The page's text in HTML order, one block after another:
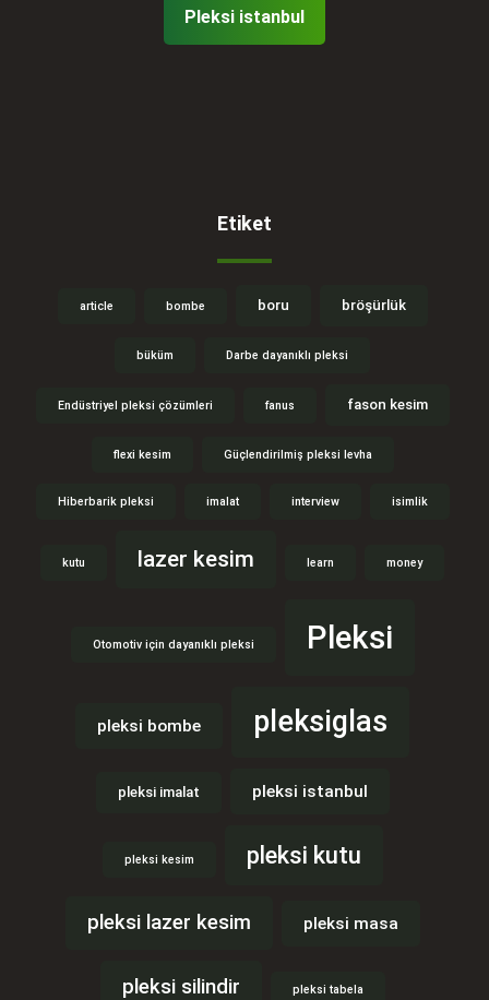
Pleksi istanbul
Etiket
article bombe boru bröşürlük
büküm Darbe dayanıklı pleksi
Endüstriyel pleksi çözümleri fanus fason kesim
flexi kesim Güçlendirilmiş pleksi levha
Hiberbarik pleksi imalat interview isimlik
kutu lazer kesim learn money
Otomotiv için dayanıklı pleksi Pleksi
pleksi bombe pleksiglas
pleksi imalat pleksi istanbul
pleksi kesim pleksi kutu
pleksi lazer kesim pleksi masa
pleksi silindir pleksi tabela